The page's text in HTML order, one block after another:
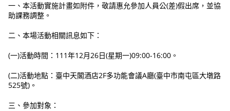
一、本活動實施計畫如附件，敬請惠允參加人員公(差)假出席，並協
助課務調整。
二、本場活動相關訊息如下：
(一)活動時間：111年12月26日(星期一)09:00-16:00。
(二)活動地點：臺中天閣酒店2F多功能會議A廳(臺中市南屯區大墩路
525號)。
三、參加對象：